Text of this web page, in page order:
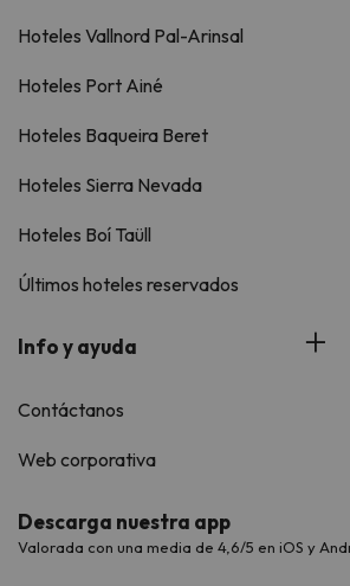
Hoteles Vallnord Pal-Arinsal
Hoteles Port Ainé
Hoteles Baqueira Beret
Hoteles Sierra Nevada
Hoteles Boí Taüll
Últimos hoteles reservados
Info y ayuda
Contáctanos
Web corporativa
Descarga nuestra app
Valorada con una media de 4,6/5 en iOS y